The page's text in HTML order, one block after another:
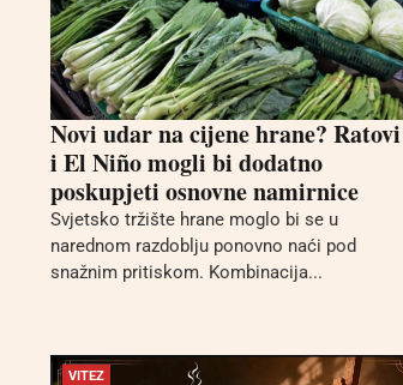
Novi udar na cijene hrane? Ratovi
i El Niño mogli bi dodatno
poskupjeti osnovne namirnice
Svjetsko tržište hrane moglo bi se u
narednom razdoblju ponovno naći pod
snažnim pritiskom. Kombinacija...
VITEZ